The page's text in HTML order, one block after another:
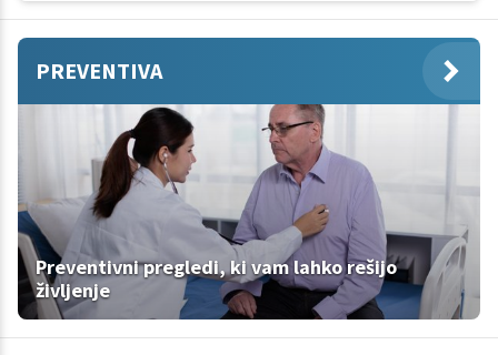
PREVENTIVA
Preventivni pregledi, ki vam lahko rešijo
življenje